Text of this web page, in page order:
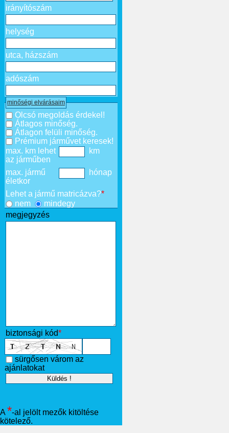
irányítószám
helység
utca, házszám
adószám
minőségi elvárásaim
Olcsó megoldás érdekel!
Átlagos minőség.
Átlagon felüli minőség.
Prémium járművet keresek!
max. km lehet
az járműben
km
max. jármű
életkor
hónap
Lehet a jármű matricázva?*
nem
mindegy
megjegyzés
biztonsági kód*
sürgősen várom az
ajánlatokat
A *-al jelölt mezők kitöltése
kötelező.